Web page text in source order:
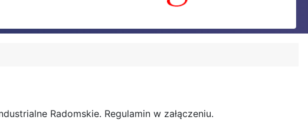
Radomskie. Regulamin w załączeniu.